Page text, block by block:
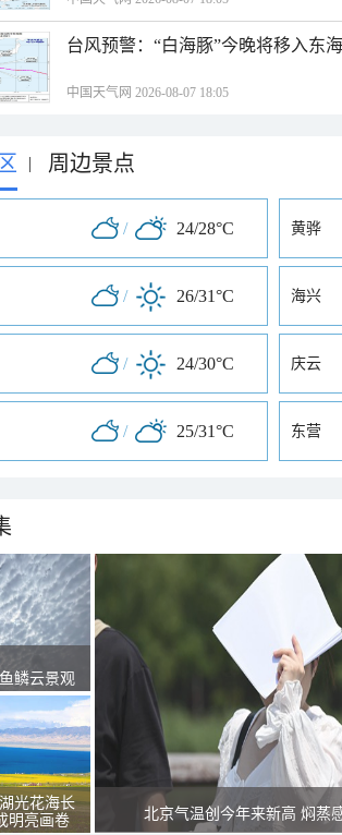
台风预警：“白海豚”今晚将移入东
中国天气网 2026-08-07 18:05
| 周边景点
/ 24/28°C 黄骅
/ 26/31°C 海兴
/ 24/30°C 庆云
/ 25/31°C 东营
鳞云景观
光花海长
明亮画卷
北京气温创今年来新高 焖蒸